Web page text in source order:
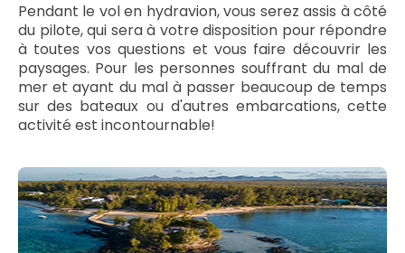
Pendant le vol en hydravion, vous serez assis à côté
du pilote, qui sera à votre disposition pour répondre
à toutes vos questions et vous faire découvrir les
paysages. Pour les personnes souffrant du mal de
mer et ayant du mal à passer beaucoup de temps
sur des bateaux ou d'autres embarcations, cette
activité est incontournable!